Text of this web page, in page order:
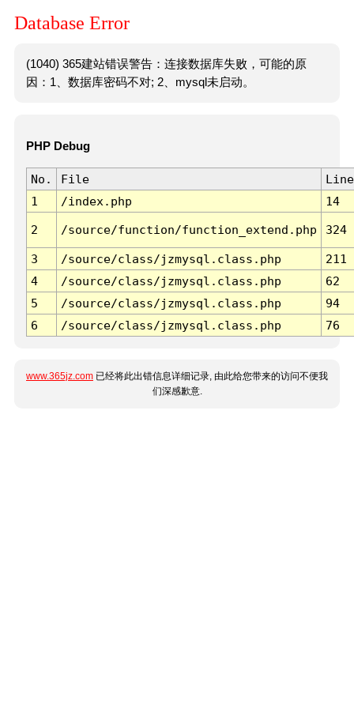
Database Error
(1040) 365建站错误警告：连接数据库失败，可能的原
因：1、数据库密码不对; 2、mysql未启动。
PHP Debug
No. File
Line
1
/index.php 14
2 /source/function/function_extend.php 324
3 /source/class/jzmysql.class.php
211
4
/source/class/jzmysql.class.php
62
5
/source/class/jzmysql.class.php
94
6
/source/class/jzmysql.class.php 76
www.365jz.com 已经将此出错信息详细记录, 由此给您带来的访问不便我
们深感歉意.